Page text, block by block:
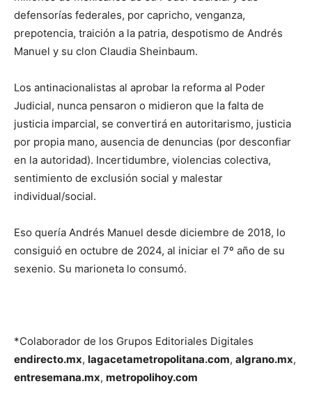
defensorías federales, por capricho, venganza,
prepotencia, traición a la patria, despotismo de Andrés
Manuel y su clon Claudia Sheinbaum.
Los antinacionalistas al aprobar la reforma al Poder
Judicial, nunca pensaron o midieron que la falta de
justicia imparcial, se convertirá en autoritarismo, justicia
por propia mano, ausencia de denuncias (por desconfiar
en la autoridad). Incertidumbre, violencias colectiva,
sentimiento de exclusión social y malestar
individual/social.
Eso quería Andrés Manuel desde diciembre de 2018, lo
consiguió en octubre de 2024, al iniciar el 7º año de su
sexenio. Su marioneta lo consumó.
*Colaborador de los Grupos Editoriales Digitales
endirecto.mx, lagacetametropolitana.com, algrano.mx,
entresemana.mx, metropolihoy.com